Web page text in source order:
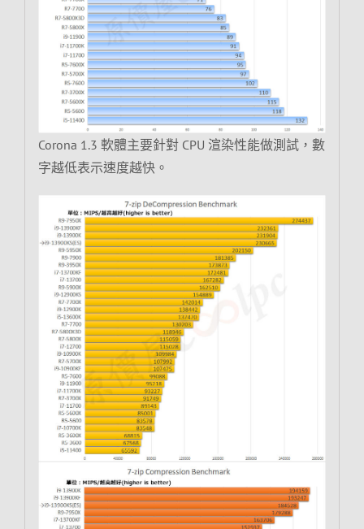
Corona 1.3 軟體主要針對 CPU 渲染性能做測試，數
字越低表示速度越快。